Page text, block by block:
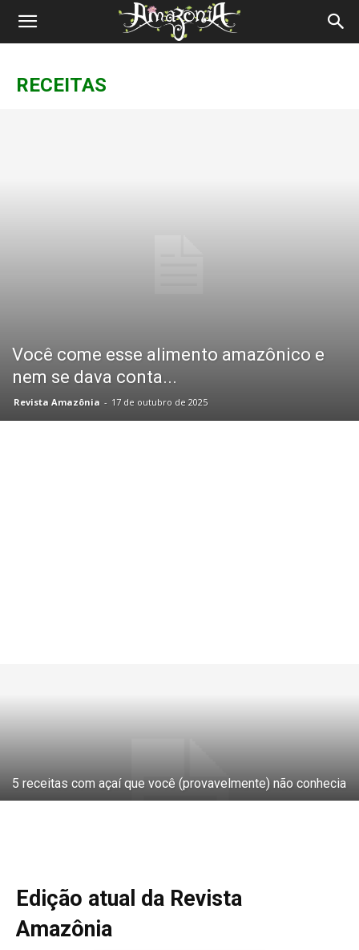
Revista
RECEITAS
Você come esse alimento amazônico e
nem se dava conta...
Revista Amazônia - 17 de outubro de 2025
5 receitas com açaí que você (provavelmente) não conhecia
Edição atual da Revista
Amazônia